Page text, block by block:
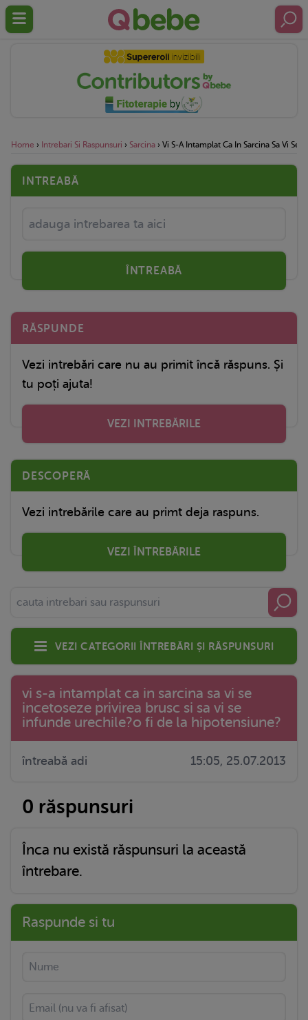
Home › Intrebari Si Raspunsuri › Sarcina › Vi S-A Intamplat Ca In Sarcina Sa Vi
INTREABĂ
ÎNTREABĂ
RĂSPUNDE
Vezi intrebări care nu au primit încă răspuns. Și
tu poți ajuta!
VEZI INTREBĂRILE
DESCOPERĂ
Vezi intrebările care au primt deja raspuns.
VEZI ÎNTREBĂRILE
Vezi categorii întrebări și răspunsuri
vi s-a intamplat ca in sarcina sa vi se
incetoseze privirea brusc si sa vi se
infunde urechile?o fi de la hipotensiune?
întreabă adi 15:05, 25.07.2013
0 răspunsuri
Înca nu există răspunsuri la această
întrebare.
Raspunde si tu